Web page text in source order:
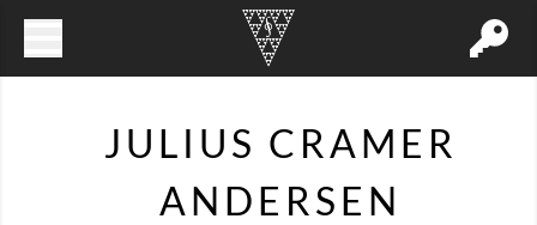
JULIUS CRAMER
ANDERSEN